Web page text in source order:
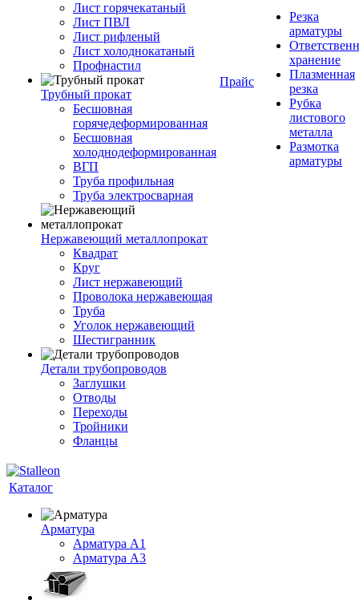
Лист горячекатаный
Лист ПВЛ
Лист рифленый
Лист холоднокатаный
Профнастил
Трубный прокат
Бесшовная
горячедеформированная
Бесшовная
холоднодеформированная
ВГП
Труба профильная
Труба электросварная
Нержавеющий металлопрокат
Квадрат
Круг
Лист нержавеющий
Проволока нержавеющая
Труба
Уголок нержавеющий
Шестигранник
Детали трубопроводов
Заглушки
Отводы
Переходы
Тройники
Фланцы
Прайс
Резка
арматуры
хранение
Плазменная
резка
Рубка
листового
металла
Размотка
арматуры
Каталог
Арматура
Арматура A1
Арматура А3